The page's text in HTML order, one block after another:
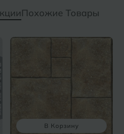
Похожие Товары
В Корзину